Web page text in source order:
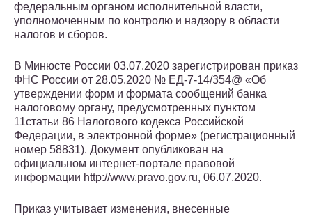
федеральным органом исполнительной власти,
уполномоченным по контролю и надзору в области
налогов и сборов.
В Минюсте России 03.07.2020 зарегистрирован приказ
ФНС России от 28.05.2020 № ЕД-7-14/354@ «Об
утверждении форм и формата сообщений банка
налоговому органу, предусмотренных пунктом
11статьи 86 Налогового кодекса Российской
Федерации, в электронной форме» (регистрационный
номер 58831). Документ опубликован на
официальном интернет-портале правовой
информации http://www.pravo.gov.ru, 06.07.2020.
Приказ учитывает изменения, внесенные